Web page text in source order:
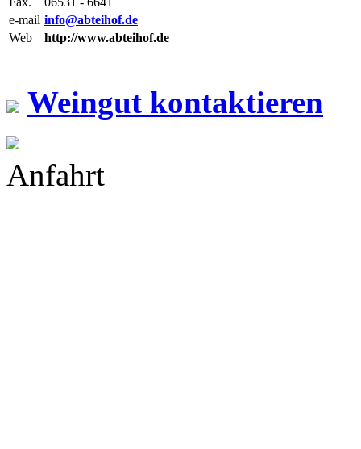
e-mail info@abteihof.de
Web
http://www.abteihof.de
Weingut kontaktieren
Anfahrt